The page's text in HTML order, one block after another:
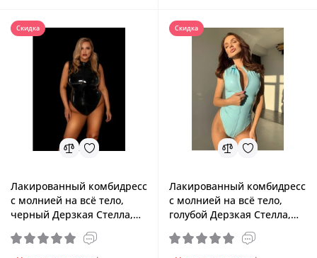
Скидка
Лакированный комбидресс
с молнией на всё тело,
черный Дерзкая Стелла,
Скидка
Лакированный комбидресс
с молнией на всё тело,
голубой Дерзкая Стелла,